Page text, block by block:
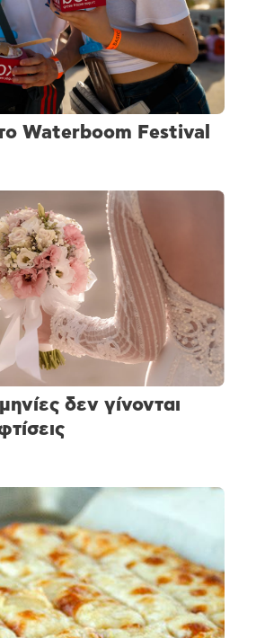
Waterboom Festival
δεν γίνονται